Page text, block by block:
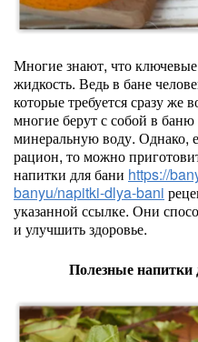
Многие знают, что
жидкость. Ведь в бане
которые требуется сразу
многие берут с собой в
минеральную воду. Однако,
рацион, то можно
напитки для бани https://
banyu/napitki-dlya-bani
указанной ссылке. Они
и улучшить здоровье.
Полезные напитки